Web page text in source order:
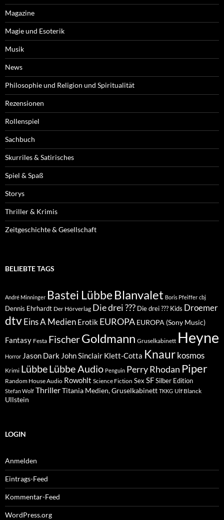
Magazine
Magie und Esoterik
Musik
News
Philosophie und Religion und Spiritualität
Rezensionen
Rollenspiel
Sachbuch
Skurriles & Satirisches
Spiel & Spaß
Storys
Thriller & Krimis
Zeitgeschichte & Gesellschaft
BELIEBTE TAGS
André Minninger Bastei Lübbe Blanvalet Boris Pfeiffer cbj
Dennis Ehrhardt Der Hörverlag Die drei ??? Die drei ??? Kids Droemer
dtvEins A Medien Erotik EUROPA EUROPA (Sony Music)
Fantasy Festa FischerGoldmann Gruselkabinett Heyne
Horror Jason Dark John Sinclair Klett-Cotta Knaur kosmos
Krimi LübbeLübbe Audio Penguin Perry Rhodan Piper
Random House Audio Rowohlt Science Fiction Sex SFSilber Edition
Stefan Wolf ThrillerTitania Medien, Gruselkabinett TKKG Ulf Blanck
Ullstein
LOGIN
Anmelden
Eintrags-Feed
Kommentar-Feed
WordPress.org